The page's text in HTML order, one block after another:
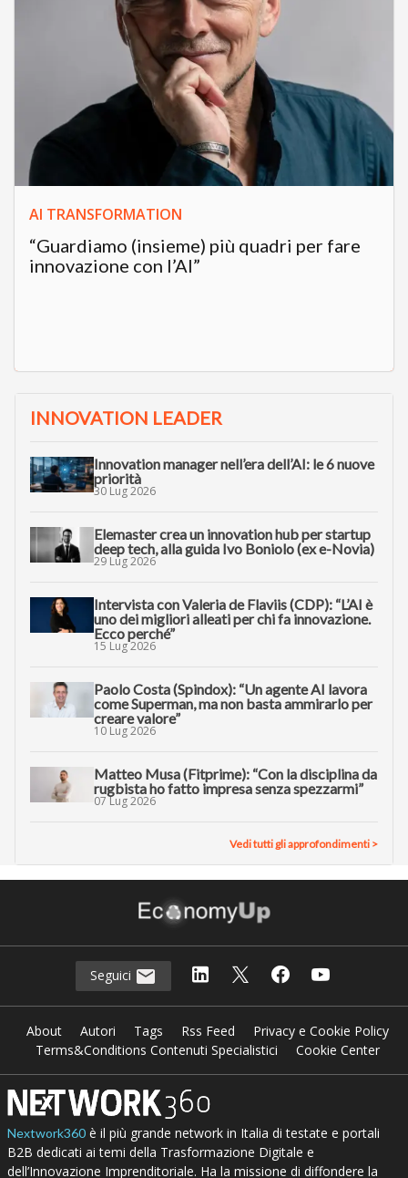
AI TRANSFORMATION
“Guardiamo (insieme) più quadri per fare
innovazione con l’AI”
INNOVATION LEADER
Innovation manager nell’era dell’AI: le 6 nuove
priorità
30 Lug 2026
Elemaster crea un innovation hub per startup
deep tech, alla guida Ivo Boniolo (ex e-Novia)
29 Lug 2026
Intervista con Valeria de Flaviis (CDP): “L’AI è
uno dei migliori alleati per chi fa innovazione.
Ecco perché”
15 Lug 2026
Paolo Costa (Spindox): “Un agente AI lavora
come Superman, ma non basta ammirarlo per
creare valore”
10 Lug 2026
Matteo Musa (Fitprime): “Con la disciplina da
rugbista ho fatto impresa senza spezzarmi”
07 Lug 2026
Vedi tutti gli approfondimenti >
Seguici
About Autori Tags Rss Feed
Privacy e Cookie Policy
Terms&Conditions Contenuti Specialistici
Cookie Center
Nextwork360è il più grande network in Italia di testate e portali
B2B dedicati ai temi della Trasformazione Digitale e
dell’Innovazione Imprenditoriale. Ha la missione di diffondere la